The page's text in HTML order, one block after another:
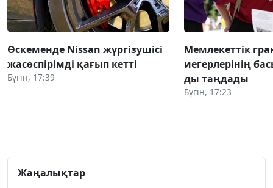
Өскеменде Nissan жүргізушісі
жасөспірімді қағып кетті
Бүгін, 17:39
Мемлекеттік
иегерлерінің
ды таңдады
Бүгін, 17:23
Жаңалықтар